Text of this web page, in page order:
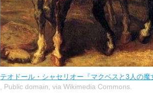
テオドール・シャセリオー『マクベスと3人の魔
, Public domain, via Wikimedia Commons.